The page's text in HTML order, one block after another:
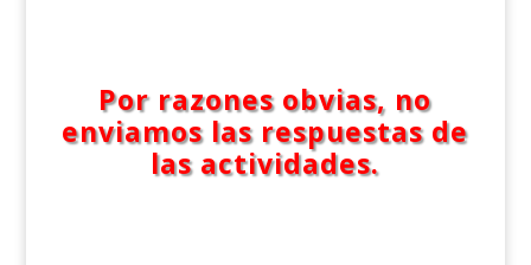
Por razones obvias, no
enviamos las respuestas de
las actividades.